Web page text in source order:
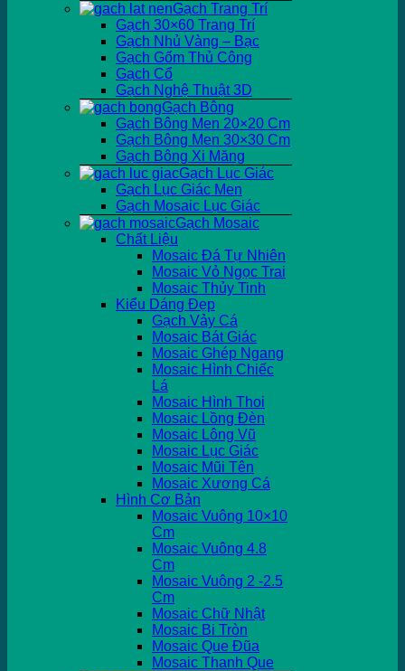
Gạch Trang Trí
Gạch 30×60 Trang Trí
Gạch Nhủ Vàng – Bạc
Gạch Gốm Thủ Công
Gạch Cổ
Gạch Nghệ Thuật 3D
Gạch Bông
Gạch Bông Men 20×20 Cm
Gạch Bông Men 30×30 Cm
Gạch Bông Xi Măng
Gạch Lục Giác
Gạch Lục Giác Men
Gạch Mosaic Lục Giác
Gạch Mosaic
Chất Liệu
Mosaic Đá Tự Nhiên
Mosaic Vỏ Ngọc Trai
Mosaic Thủy Tinh
Kiểu Dáng Đẹp
Gạch Vảy Cá
Mosaic Bát Giác
Mosaic Ghép Ngang
Mosaic Hình Chiếc
Lá
Mosaic Hình Thoi
Mosaic Lồng Đèn
Mosaic Lông Vũ
Mosaic Lục Giác
Mosaic Mũi Tên
Mosaic Xương Cá
Hình Cơ Bản
Mosaic Vuông 10×10
Cm
Mosaic Vuông 4.8
Cm
Mosaic Vuông 2 -2.5
Cm
Mosaic Chữ Nhật
Mosaic Bi Tròn
Mosaic Que Đũa
Mosaic Thanh Que